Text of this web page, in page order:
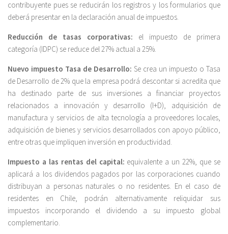
contribuyente pues se reducirán los registros y los formularios que
deberá presentar en la declaración anual de impuestos.
Reducción de tasas corporativas: el impuesto de primera
categoría (IDPC) se reduce del 27% actual a 25%.
Nuevo impuesto Tasa de Desarrollo: Se crea un impuesto o Tasa
de Desarrollo de 2% que la empresa podrá descontar si acredita que
ha destinado parte de sus inversiones a financiar proyectos
relacionados a innovación y desarrollo (I+D), adquisición de
manufactura y servicios de alta tecnología a proveedores locales,
adquisición de bienes y servicios desarrollados con apoyo público,
entre otras que impliquen inversión en productividad.
Impuesto a las rentas del capital: equivalente a un 22%, que se
aplicará a los dividendos pagados por las corporaciones cuando
distribuyan a personas naturales o no residentes. En el caso de
residentes en Chile, podrán alternativamente reliquidar sus
impuestos incorporando el dividendo a su impuesto global
complementario.